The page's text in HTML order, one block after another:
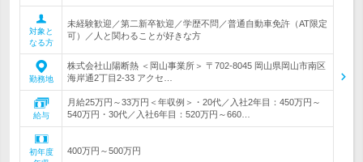
対象と
なる方
未経験歓迎／第二新卒歓迎／学歴不問／普通自動車免許（AT限定
可）／人と関わることが好きな方
勤務地
株式会社山陽断熱 ＜岡山事業所＞ 〒702-8045 岡山県岡山市南区
海岸通2丁目2-33 アクセ…
給与
月給25万円～33万円＜年収例＞・20代／入社2年目：450万円～
540万円・30代／入社6年目：520万円～660…
初年度
400万円～500万円